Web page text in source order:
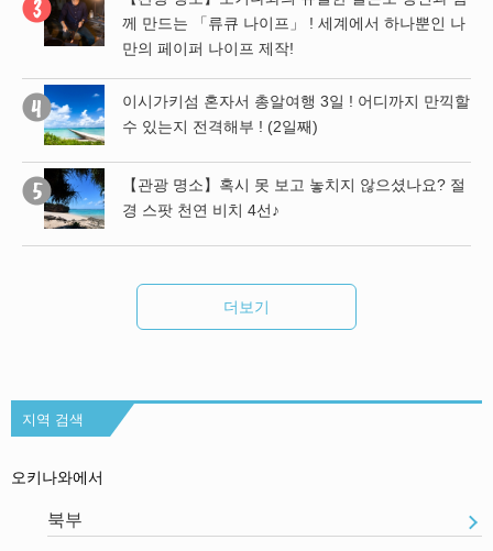
께 만드는 「류큐 나이프」 ! 세계에서 하나뿐인 나
만의 페이퍼 나이프 제작!
이시가키섬 혼자서 총알여행 3일 ! 어디까지 만끽할
수 있는지 전격해부 ! (2일째)
【관광 명소】혹시 못 보고 놓치지 않으셨나요? 절
경 스팟 천연 비치 4선♪
더보기
지역 검색
오키나와에서
북부